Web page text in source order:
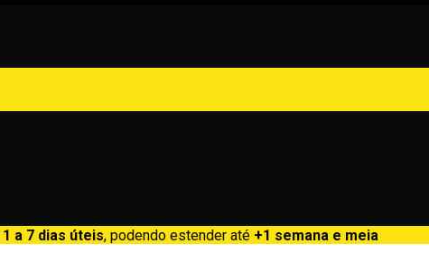
1 a 7 dias úteis, podendo estender até +1 semana e meia